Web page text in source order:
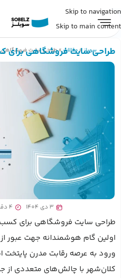
Skip to navigation
Skip to main content
سوبلز»مقالات»طراحی سایت فروشگاهی
طراحی سایت فروشگاهی برای
3 دی 1404 4 دقیقه
طراحی سایت فروشگاهی برای کسب
اولین گام هوشمندانه جهت عبور
ورود به عرصه رقابت مدرن
کلان‌شهر با چالش‌های متعددی از